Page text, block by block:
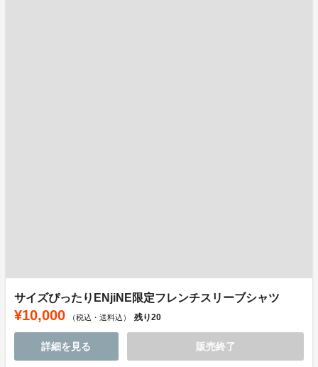
サイズぴったりENjiNE限定フレンチスリーブシャツ
¥10,000 （税込・送料込） 残り20
詳細を見る 販売終了